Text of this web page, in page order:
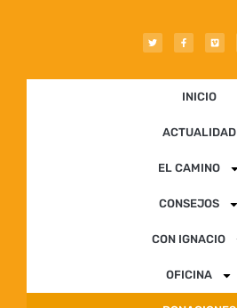
INICIO
ACTUALIDAD
EL CAMINO
CONSEJOS
CON IGNACIO
OFICINA